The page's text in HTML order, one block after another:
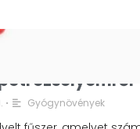
• Gyógynövények